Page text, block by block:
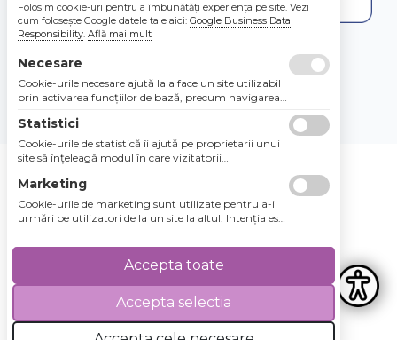
4.8 / 5 ★★★★★
Folosim cookie-uri pentru a îmbunătăți experiența pe site. Vezi
cum folosește Google datele tale aici: Google Business Data
Responsibility. Află mai mult
Necesare
Cookie-urile necesare ajută la a face un site utilizabil
prin activarea funcţiilor de bază, precum navigarea
Site-ul nu poate funcţiona corespunzător fără aceste
cookie-uri.
Statistici
Cookie-urile de statistică îi ajută pe proprietarii unui
site să înţeleagă modul în care vizitatorii
raportarea informaţiilor în mod anonim.
Marketing
Cookie-urile de marketing sunt utilizate pentru a-i
urmări pe utilizatori de la un site la altul. Intenţia este
utilizatorii individuali, aşadar ele sunt mai valoroase
pentru agenţiile de puiblicitate şi părţile terţe care se
Accepta selectia
Accepta toate